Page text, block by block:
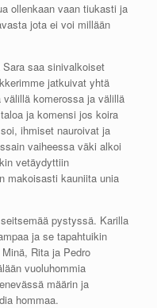
ollenkaan vaan tiukasti ja
jota ei voi millään
saa sinivalkoiset
jatkuivat yhtä
komerossa ja välillä
ja komensi jos koira
ihmiset nauroivat ja
vaiheessa väki alkoi
vetäydyttiin
makoisasti kauniita unia
pystyssä. Karilla
ja se tapahtuikin
Rita ja Pedro
vuoluhommia
määrin ja
hommaa.